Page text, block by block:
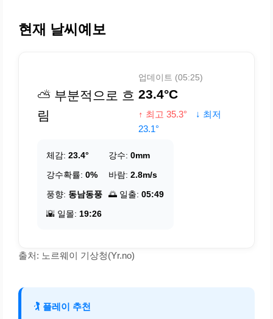
현재 날씨예보
⛅ 부분적으로 흐
림
업데이트 (05:25)
23.4°C
↑ 최고 35.3°
↓ 최저
23.1°
체감: 23.4° 강수: 0mm
강수확률: 0% 바람: 2.8m/s
풍향: 동남동풍 🌅 일출: 05:49
🌇 일몰: 19:26
출처: 노르웨이 기상청(Yr.no)
🏌️ 플레이 추천